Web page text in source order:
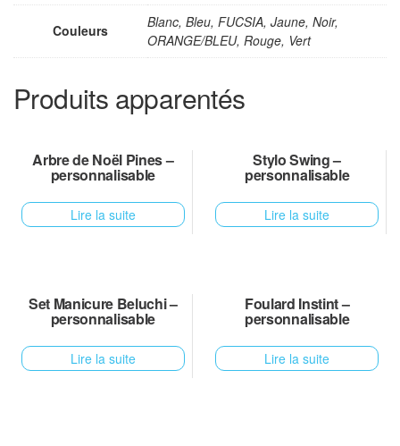
Couleurs
Blanc, Bleu, FUCSIA, Jaune, Noir,
ORANGE/BLEU, Rouge, Vert
Produits apparentés
Arbre de Noël Pines –
personnalisable
Lire la suite
Stylo Swing –
personnalisable
Lire la suite
Set Manicure Beluchi –
personnalisable
Lire la suite
Foulard Instint –
personnalisable
Lire la suite